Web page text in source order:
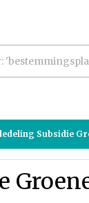
Subsidie